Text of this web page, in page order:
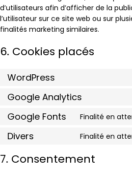
d’utilisateurs afin d’afficher de la
l’utilisateur sur ce site web ou sur
finalités marketing similaires.
6. Cookies placés
WordPress
Google Analytics
Google Fonts Finalité en
Divers Finalité en
7. Consentement